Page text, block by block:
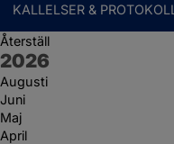
KALLELSER & PROTOKOLL
Återställ
År:
2026
Augusti
Juni
Maj
April